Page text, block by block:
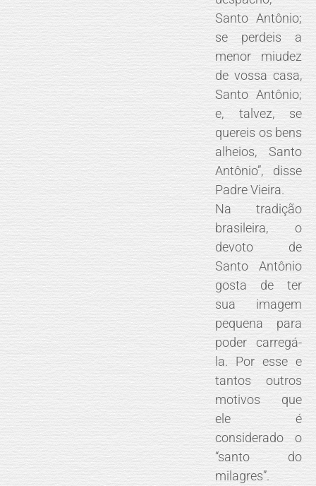
Santo Antônio;
se perdeis a
menor miudez
de vossa casa,
Santo Antônio;
e, talvez, se
quereis os bens
alheios, Santo
Antônio”, disse
Padre Vieira.
Na tradição
brasileira, o
devoto de
Santo Antônio
gosta de ter
sua imagem
pequena para
poder carregá-
la. Por esse e
tantos outros
motivos que
ele é
considerado o
“santo do
milagres”.